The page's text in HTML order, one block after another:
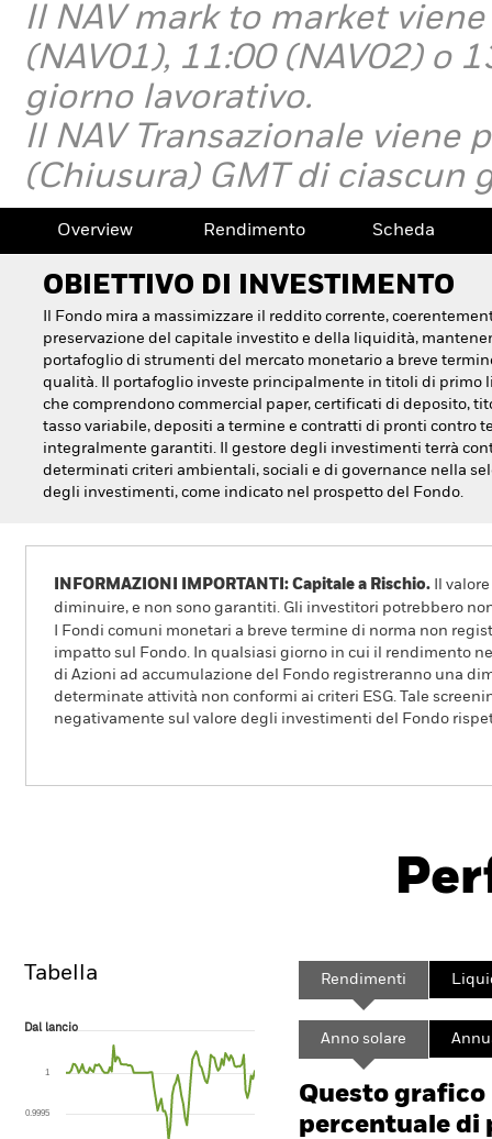
Il NAV mark to market
(NAV01), 11:00 (NAV02) o
giorno lavorativo.
Il NAV Transazionale viene
(Chiusura) GMT di ciascun
Overview Rendimento Scheda
OBIETTIVO DI INVESTIMENTO
Il Fondo mira a massimizzare il reddito corrente,
preservazione del capitale investito e della liquidità,
portafoglio di strumenti del mercato monetario a breve
qualità. Il portafoglio investe principalmente in titoli di primo
che comprendono commercial paper, certificati di deposito,
tasso variabile, depositi a termine e contratti di pronti contro
integralmente garantiti. Il gestore degli investimenti terrà
determinati criteri ambientali, sociali e di governance nella
degli investimenti, come indicato nel prospetto del Fondo.
INFORMAZIONI IMPORTANTI: Capitale a Rischio. Il
diminuire, e non sono garantiti. Gli investitori potrebbero
I Fondi comuni monetari a breve termine di norma non
impatto sul Fondo. In qualsiasi giorno in cui il rendimento
di Azioni ad accumulazione del Fondo registreranno una
determinate attività non conformi ai criteri ESG. Tale
negativamente sul valore degli investimenti del Fondo
Scheda
Tabella
Dal lancio
The chart has 1 X axis displaying Time. Range: 2018-01-01 00:00:00 to
The chart has 1 Y axis displaying values. Range: 0.999 to 1.0005.
Dal lancio
0.9995
1
Rendimenti
Anno solare
Questo
percentuale di